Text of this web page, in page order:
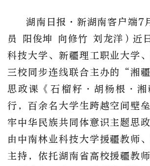
湖南日报·新湖南客户端7
员 阳俊坤 向修竹 刘龙洋）近
科技大学、新疆理工职业大学
三校同步连线联合主办的“湘
思政课《石榴籽・胡杨根・
行，百余名大学生跨越空间壁
牢中华民族共同体意识主题思
由中南林业科技大学援疆教师
主持，依托湖南省高校援疆教